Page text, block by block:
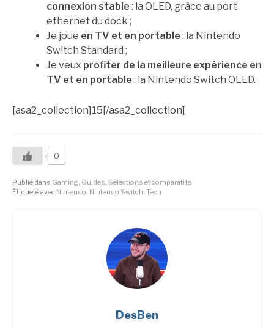
connexion stable : la OLED, grâce au port
ethernet du dock ;
Je joue en TV et en portable : la Nintendo
Switch Standard ;
Je veux profiter de la meilleure expérience en
TV et en portable : la Nintendo Switch OLED.
[asa2_collection]15[/asa2_collection]
0
Publié dans Gaming, Guides, Sélections et comparatifs
Étiqueté avec Nintendo, Nintendo Switch, Tech
DesBen